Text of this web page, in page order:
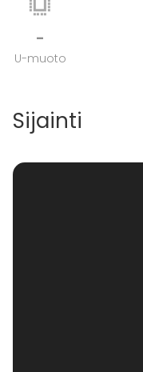
-
U-muoto
Sijainti